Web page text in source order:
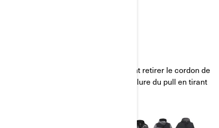
Les clients doivent immédiatement retirer le cordon de
serrage du capuchon ou de l'encolure du pull en tirant